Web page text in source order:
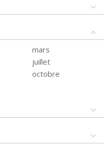
mars
juillet
octobre